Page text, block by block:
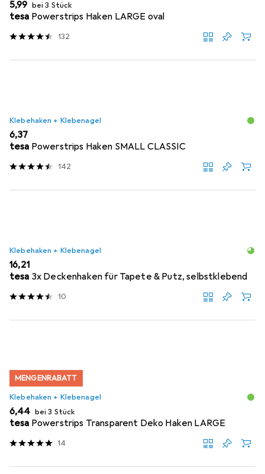
EUR
5,99 bei 3 Stück
tesa Powerstrips Haken LARGE oval
132
Klebehaken + Klebenagel
EUR
6,37
tesa Powerstrips Haken SMALL CLASSIC
142
Klebehaken + Klebenagel
EUR
16,21
tesa 3x Deckenhaken für Tapete & Putz, selbstklebend
10
MENGENRABATT
Klebehaken + Klebenagel
EUR
6,44 bei 3 Stück
tesa Powerstrips Transparent Deko Haken LARGE
14